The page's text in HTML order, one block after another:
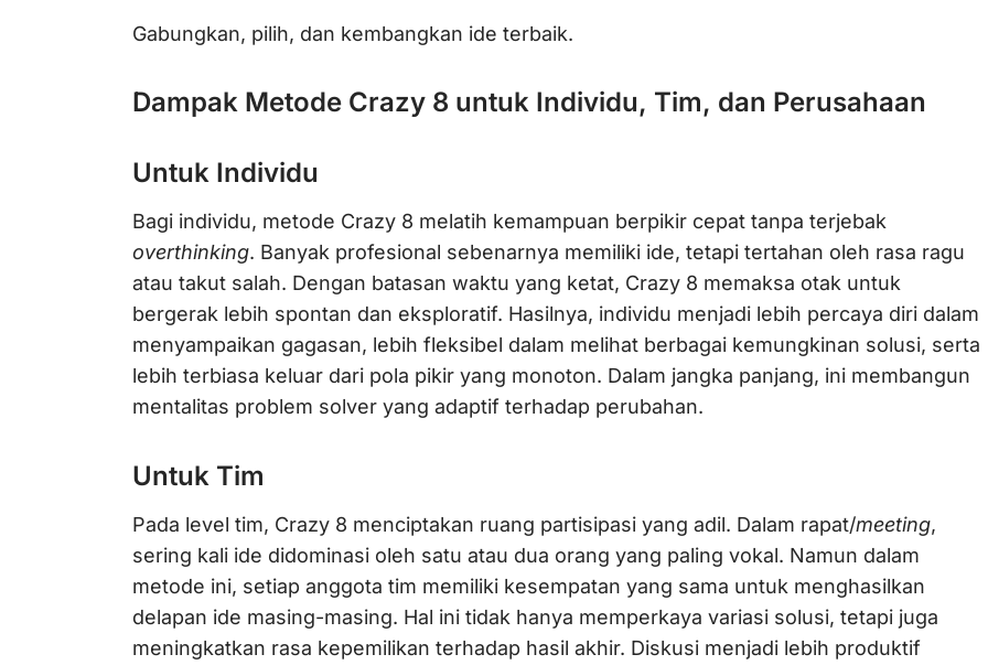
Gabungkan, pilih, dan kembangkan ide terbaik.
Dampak Metode Crazy 8 untuk Individu, Tim, dan Perusahaan
Untuk Individu
Bagi individu, metode Crazy 8 melatih kemampuan berpikir cepat tanpa terjebak
overthinking. Banyak profesional sebenarnya memiliki ide, tetapi tertahan oleh rasa ragu
atau takut salah. Dengan batasan waktu yang ketat, Crazy 8 memaksa otak untuk
bergerak lebih spontan dan eksploratif. Hasilnya, individu menjadi lebih percaya diri dalam
menyampaikan gagasan, lebih fleksibel dalam melihat berbagai kemungkinan solusi, serta
lebih terbiasa keluar dari pola pikir yang monoton. Dalam jangka panjang, ini membangun
mentalitas problem solver yang adaptif terhadap perubahan.
Untuk Tim
Pada level tim, Crazy 8 menciptakan ruang partisipasi yang adil. Dalam rapat/meeting,
sering kali ide didominasi oleh satu atau dua orang yang paling vokal. Namun dalam
metode ini, setiap anggota tim memiliki kesempatan yang sama untuk menghasilkan
delapan ide masing-masing. Hal ini tidak hanya memperkaya variasi solusi, tetapi juga
meningkatkan rasa kepemilikan terhadap hasil akhir. Diskusi menjadi lebih produktif